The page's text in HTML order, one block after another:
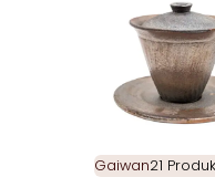
Gaiwan21